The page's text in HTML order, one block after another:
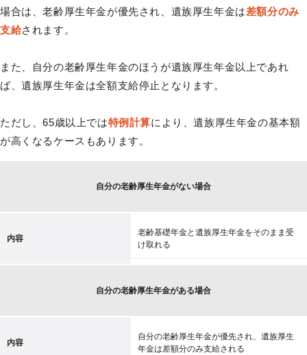
場合は、老齢厚生年金が優先され、遺族厚生年金は差額分のみ
支給されます。
また、自分の老齢厚生年金のほうが遺族厚生年金以上であれ
ば、遺族厚生年金は全額支給停止となります。
ただし、65歳以上では特例計算により、遺族厚生年金の基本額
が高くなるケースもあります。
自分の老齢厚生年金がない場合
内容
老齢基礎年金と遺族厚生年金をそのまま受
け取れる
自分の老齢厚生年金がある場合
内容
自分の老齢厚生年金が優先され、遺族厚生
年金は差額分のみ支給される